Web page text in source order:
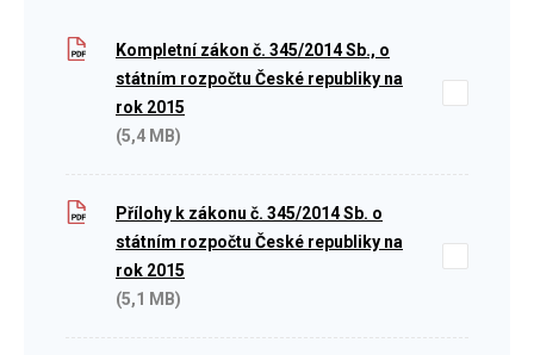
Kompletní zákon č. 345/2014 Sb., o
státním rozpočtu České republiky na
rok 2015
(5,4 MB)
Přílohy k zákonu č. 345/2014 Sb. o
státním rozpočtu České republiky na
rok 2015
(5,1 MB)